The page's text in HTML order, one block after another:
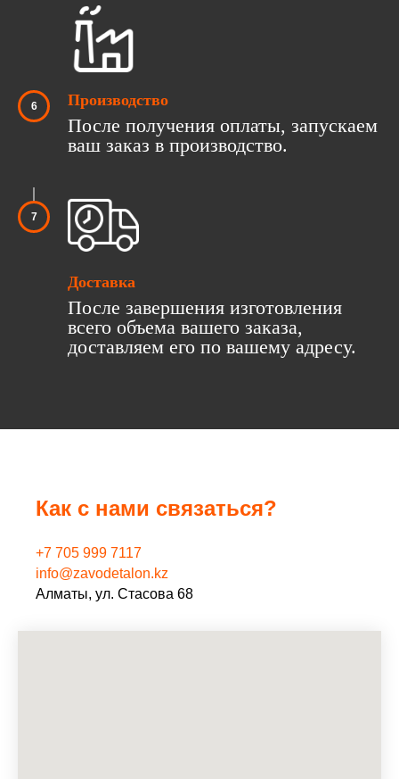
Производство
После получения оплаты, запускаем
ваш заказ в производство.
Доставка
После завершения изготовления
всего объема вашего заказа,
доставляем его по вашему адресу.
Как с нами связаться?
+7 705 999 7117
info@zavodetalon.kz
Алматы, ул. Стасова 68